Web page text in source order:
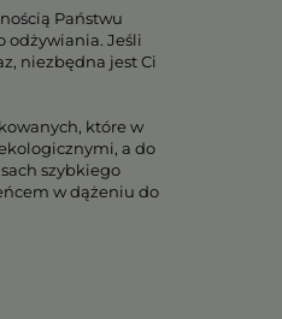
Państwu
odżywiania. Jeśli
niezbędna jest Ci
które w
a do
szybkiego
w dążeniu do